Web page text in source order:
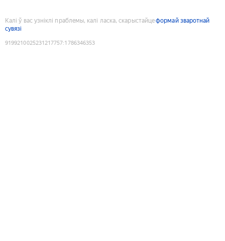
Калі ў вас узніклі праблемы, калі ласка, скарыстайцеформай зваротнай
сувязі
9199210025231217757:1786346353